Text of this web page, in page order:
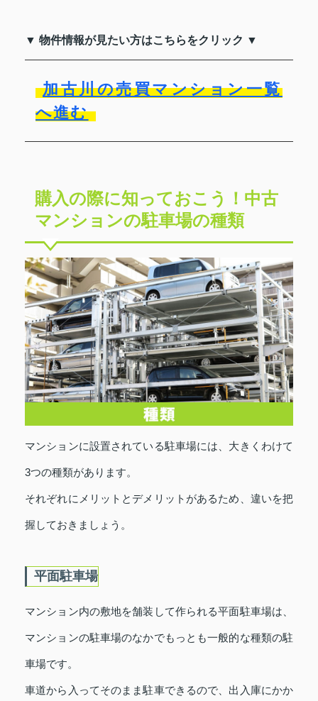
▼ 物件情報が見たい方はこちらをクリック ▼
加古川の売買マンション一覧
へ進む
購入の際に知っておこう！中古
マンションの駐車場の種類
マンションに設置されている駐車場には、大きくわけて
3つの種類があります。
それぞれにメリットとデメリットがあるため、違いを把
握しておきましょう。
平面駐車場
マンション内の敷地を舗装して作られる平面駐車場は、
マンションの駐車場のなかでもっとも一般的な種類の駐
車場です。
車道から入ってそのまま駐車できるので、出入庫にかか